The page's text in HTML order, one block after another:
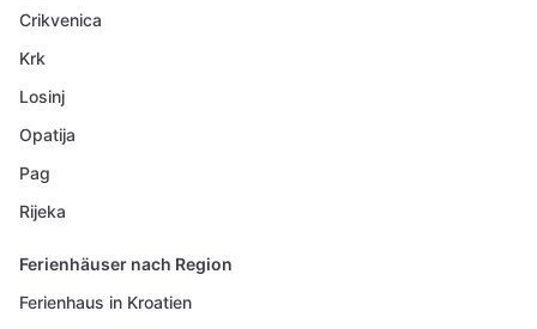
Crikvenica
Krk
Losinj
Opatija
Pag
Rijeka
Ferienhäuser nach Region
Ferienhaus in Kroatien